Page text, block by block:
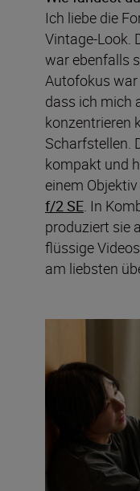
Ich liebe die
Vintage-Look.
war ebenfalls
Autofokus
dass ich mich
konzentrieren
Scharfstellen.
kompakt und
einem
f/2 SE. In
produziert sie
flüssige
am liebsten